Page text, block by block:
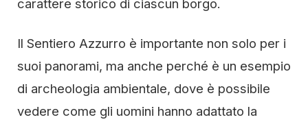
carattere storico di ciascun borgo.
Il Sentiero Azzurro è importante non solo per i
suoi panorami, ma anche perché è un esempio
di archeologia ambientale, dove è possibile
vedere come gli uomini hanno adattato la